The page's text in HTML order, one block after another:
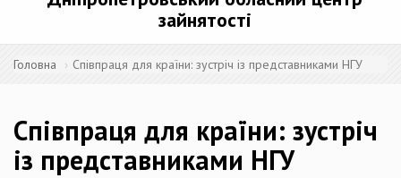
зайнятості
Головна Співпраця для країни: зустріч із представниками НГУ
Співпраця для країни: зустріч
із представниками НГУ